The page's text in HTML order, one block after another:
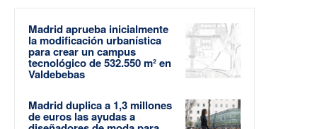
Madrid aprueba inicialmente
la modificación urbanística
para crear un campus
tecnológico de 532.550 m² en
Valdebebas
Madrid duplica a 1,3 millones
de euros las ayudas a